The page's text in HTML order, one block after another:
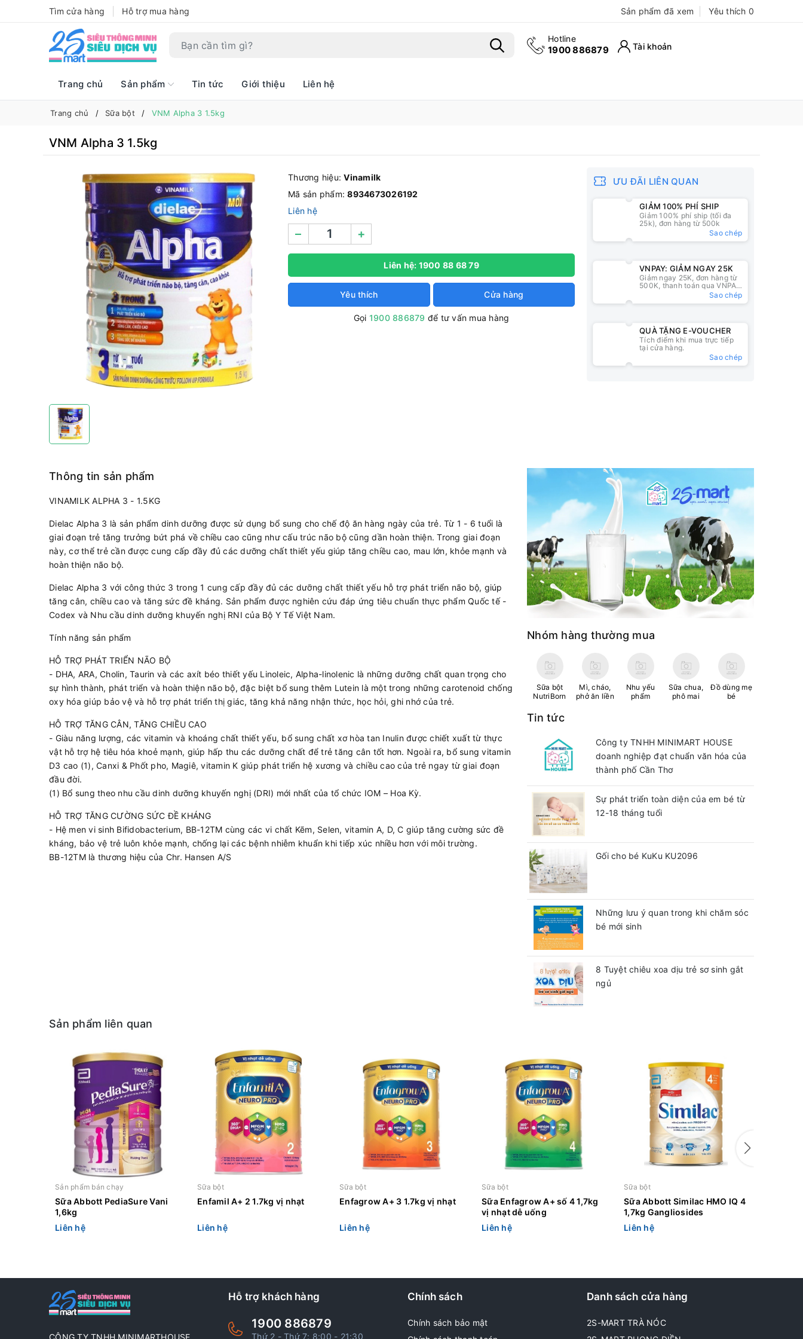
Tìm cửa hàng Hỗ trợ mua hàng Sản phẩm đã xem Yêu thích 0
Hotline
1900 886879 Tài khoản
Trang chủ Sản phẩm Tin tức Giới thiệu Liên hệ
Trang chủ Sữa bột VNM Alpha 3 1.5kg
VNM Alpha 3 1.5kg
Thương hiệu:Vinamilk
Mã sản phẩm:8934673026192
Liên hệ
– +
Liên hệ: 1900 88 68 79
Yêu thích Cửa hàng
Gọi 1900 886879 để tư vấn mua hàng
ƯU ĐÃI LIÊN QUAN
GIẢM 100% PHÍ SHIP
Giảm 100% phí ship (tối đa
25k), đơn hàng từ 500k
Sao chép
VNPAY: GIẢM NGAY 25K
Giảm ngay 25K, đơn hàng từ
500K, thanh toán qua VNPAY
Sao chép
QUÀ TẶNG E-VOUCHER
Tích điểm khi mua trực tiếp
tại cửa hàng.
Sao chép
Thông tin sản phẩm
VINAMILK ALPHA 3 - 1.5KG
Dielac Alpha 3 là sản phẩm dinh dưỡng được sử dụng bổ sung cho chế độ ăn hàng ngày của trẻ. Từ 1 - 6 tuổi là
giai đoạn trẻ tăng trưởng bứt phá về chiều cao cũng như cấu trúc não bộ cũng dần hoàn thiện. Trong giai đoạn
này, cơ thể trẻ cần được cung cấp đầy đủ các dưỡng chất thiết yếu giúp tăng chiều cao, mau lớn, khỏe mạnh và
hoàn thiện não bộ.
Dielac Alpha 3 với công thức 3 trong 1 cung cấp đầy đủ các dưỡng chất thiết yếu hỗ trợ phát triển não bộ, giúp
tăng cân, chiều cao và tăng sức đề kháng. Sản phẩm được nghiên cứu đáp ứng tiêu chuẩn thực phẩm Quốc tế -
Codex và Nhu cầu dinh dưỡng khuyến nghị RNI của Bộ Y Tế Việt Nam.
Tính năng sản phẩm
HỖ TRỢ PHÁT TRIỂN NÃO BỘ
- DHA, ARA, Cholin, Taurin và các axít béo thiết yếu Linoleic, Alpha-linolenic là những dưỡng chất quan trọng cho
sự hình thành, phát triển và hoàn thiện não bộ, đặc biệt bổ sung thêm Lutein là một trong những carotenoid chống
oxy hóa giúp bảo vệ và hỗ trợ phát triển thị giác, tăng khả năng nhận thức, học hỏi, ghi nhớ của trẻ.
HỖ TRỢ TĂNG CÂN, TĂNG CHIỀU CAO
- Giàu năng lượng, các vitamin và khoáng chất thiết yếu, bổ sung chất xơ hòa tan Inulin được chiết xuất từ thực
vật hỗ trợ hệ tiêu hóa khoẻ mạnh, giúp hấp thu các dưỡng chất để trẻ tăng cân tốt hơn. Ngoài ra, bổ sung vitamin
D3 cao (1), Canxi & Phốt pho, Magiê, vitamin K giúp phát triển hệ xương và chiều cao của trẻ ngay từ giai đoạn
đầu đời.
(1) Bổ sung theo nhu cầu dinh dưỡng khuyến nghị (DRI) mới nhất của tổ chức IOM – Hoa Kỳ.
HỖ TRỢ TĂNG CƯỜNG SỨC ĐỀ KHÁNG
- Hệ men vi sinh Bifidobacterium, BB-12TM cùng các vi chất Kẽm, Selen, vitamin A, D, C giúp tăng cường sức đề
kháng, bảo vệ trẻ luôn khỏe mạnh, chống lại các bệnh nhiễm khuẩn khi tiếp xúc nhiều hơn với môi trường.
BB-12TM là thương hiệu của Chr. Hansen A/S
Nhóm hàng thường mua
Sữa bột
NutriBorn
Mì, cháo,
phở ăn liền
Nhu yếu
phẩm
Sữa chua,
phô mai
Đồ dùng mẹ
bé
Tin tức
Công ty TNHH MINIMART HOUSE
doanh nghiệp đạt chuẩn văn hóa của
thành phố Cần Thơ
Sự phát triển toàn diện của em bé từ
12-18 tháng tuổi
Gối cho bé KuKu KU2096
Những lưu ý quan trong khi chăm sóc
bé mới sinh
8 Tuyệt chiêu xoa dịu trẻ sơ sinh gắt
ngủ
Sản phẩm liên quan
Sản phẩm bán chạy
Sữa Abbott PediaSure Vani
1,6kg
Liên hệ
Sữa bột
Enfamil A+ 2 1.7kg vị nhạt
Liên hệ
Sữa bột
Enfagrow A+ 3 1.7kg vị nhạt
Liên hệ
Sữa bột
Sữa Enfagrow A+ số 4 1,7kg
vị nhạt dễ uống
Liên hệ
Sữa bột
Sữa Abbott Similac HMO IQ 4
1,7kg Gangliosides
Liên hệ
CÔNG TY TNHH MINIMARTHOUSE
Hỗ trợ khách hàng
1900 886879
Thứ 2 - Thứ 7: 8:00 - 21:30
Chính sách
Chính sách bảo mật
Danh sách cửa hàng
2S-MART TRÀ NÓC